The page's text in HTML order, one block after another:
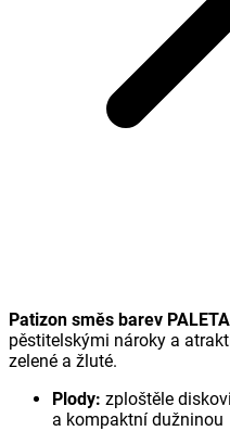
Patizon směs barev PALETA
pěstitelskými nároky a
zelené a žluté.
Plody: zploštěle
a kompaktní dužninou